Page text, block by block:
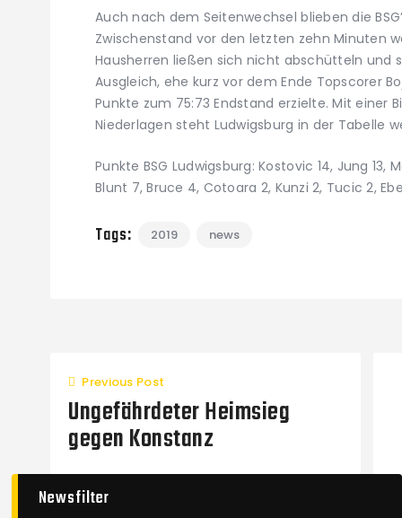
Auch nach dem Seitenwechsel blieben die
Zwischenstand vor den letzten zehn Minuten
Hausherren ließen sich nicht abschütteln und
Ausgleich, ehe kurz vor dem Ende Topscorer
Punkte zum 75:73 Endstand erzielte. Mit einer
Niederlagen steht Ludwigsburg in der Tabelle
Punkte BSG Ludwigsburg: Kostovic 14, Jung 13,
Blunt 7, Bruce 4, Cotoara 2, Kunzi 2, Tucic 2,
Tags: 2019 news
Previous Post
Ungefährdeter Heimsieg
gegen Konstanz
Newsfilter